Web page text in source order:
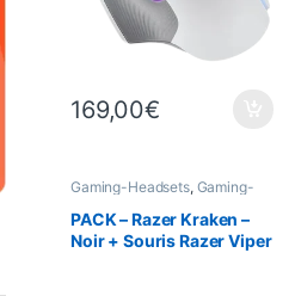
169,00€
Gaming-Headsets, Gaming-
Tastaturen und -Mäuse
Gaming
Informatik
PACK – Razer Kraken –
Noir + Souris Razer Viper